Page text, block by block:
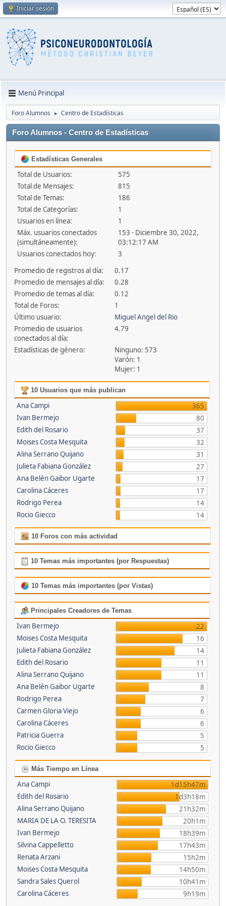
Iniciar sesión
Menú Principal
Foro Alumnos ► Centro de Estadísticas
Foro Alumnos - Centro de Estadísticas
Estadísticas Generales
Total de Usuarios:
575
Total de Mensajes:
815
Total de Temas:
186
Total de Categorías:
1
Usuarios en línea:
1
Máx. usuarios conectados
(simultáneamente):
153 - Diciembre 30, 2022,
03:12:17 AM
Usuarios conectados hoy:
3
Promedio de registros al día:
0.17
Promedio de mensajes al día:
0.28
Promedio de temas al día:
0.12
Total de Foros:
1
Último usuario:
Miguel Angel del Rio
Promedio de usuarios
conectados al día:
4.79
Estadísticas de género:
Ninguno: 573
Varón: 1
Mujer: 1
10 Usuarios que más publican
Ana Campi
365
Ivan Bermejo
80
Edith del Rosario
37
Moises Costa Mesquita
32
Alina Serrano Quijano
31
Julieta Fabiana González
27
Ana Belén Gaibor Ugarte
17
Carolina Cáceres
17
Rodrigo Perea
14
Rocio Giecco
14
10 Foros con más actividad
10 Temas más importantes (por Respuestas)
10 Temas más importantes (por Vistas)
Principales Creadores de Temas
Ivan Bermejo
22
Moises Costa Mesquita
16
Julieta Fabiana González
14
Edith del Rosario
11
Alina Serrano Quijano
11
Ana Belén Gaibor Ugarte
8
Rodrigo Perea
7
Carmen Gloria Viejo
6
Carolina Cáceres
6
Patricia Guerra
5
Rocio Giecco
5
Más Tiempo en Línea
Ana Campi
1d15h47m
Edith del Rosario
1d3h18m
Alina Serrano Quijano
21h32m
MARIA DE LA O. TERESITA
20h1m
Ivan Bermejo
18h39m
Silvina Cappelletto
17h43m
Renata Arzani
15h2m
Moises Costa Mesquita
14h50m
Sandra Sales Querol
10h41m
Carolina Cáceres
9h19m